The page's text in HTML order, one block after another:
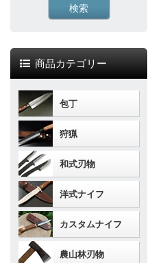
商品カテゴリー
包丁
狩猟
和式刃物
洋式ナイフ
カスタムナイフ
農山林刃物